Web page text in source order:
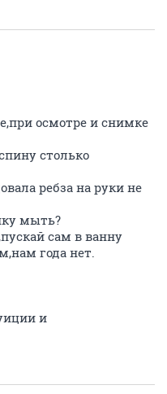
осмотре и снимке
столько
ребза на руки не
мыть?
сам в ванну
года нет.
и